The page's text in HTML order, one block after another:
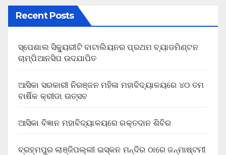
Recent Posts
ସ୍ପେଶାଲ ସିକ୍ୟୁରୀଟି ବାଟାଲିୟନର ପ୍ରଥମ ବ୍ୟାଡମିଣ୍ଟନ
ଚାମ୍ପିଆନସିପ ଉଦଯାପିତ
ଆସିକା ସରକାରୀ ନିରଞ୍ଜନ ମହିଳା ମହାବିଦ୍ୟାଳୟରେ ୪୦ ତମ
ବାର୍ଷିକ କ୍ରୀଡା ଉତ୍ସବ
ଆସିକା ବିଜ୍ଞାନ ମହାବିଦ୍ୟାଳୟରେ ରକ୍ତଦାନ ଶିବିର
ବ୍ରହ୍ମପୁର ଲାଞ୍ଜିପଲ୍ଲୀ ଇସ୍କନ ମନ୍ଦିର ଠାରେ ଜନ୍ମାଷ୍ଟମୀ